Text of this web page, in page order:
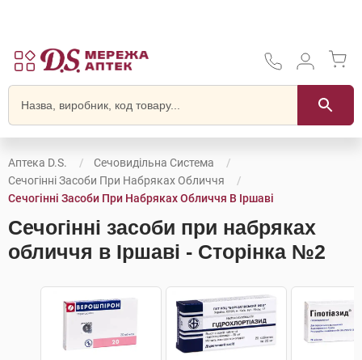
Аптека D.S.
Сечовидільна Система
Сечогінні Засоби При Набряках Обличчя
Сечогінні Засоби При Набряках Обличчя В Іршаві
Сечогінні засоби при набряках
обличчя в Іршаві - Сторінка №2